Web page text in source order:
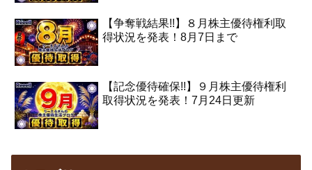
【争奪戦結果!!】８月株主優待権利取
得状況を発表！8月7日まで
【記念優待確保!!】９月株主優待権利
取得状況を発表！7月24日更新